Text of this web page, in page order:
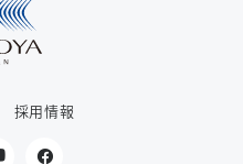
採用情報